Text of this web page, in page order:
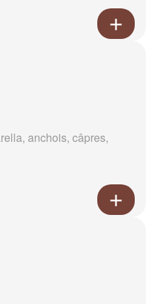
anchois, câpres,